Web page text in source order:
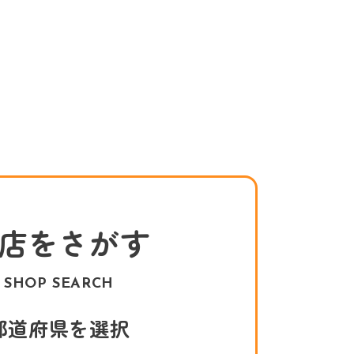
をさがす
SHOP SEARCH
道府県を選択